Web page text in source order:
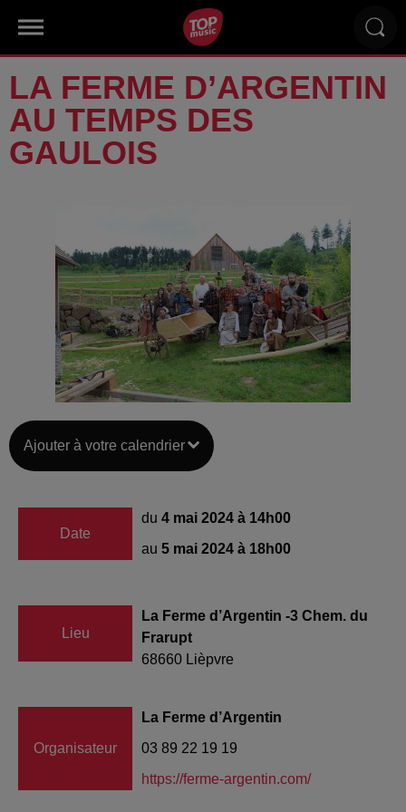
LA FERME D’ARGENTIN
AU TEMPS DES
GAULOIS
Ajouter à votre calendrier
Date
du 4 mai 2024 à 14h00
au 5 mai 2024 à 18h00
Lieu
La Ferme d’Argentin -3 Chem. du
Frarupt
68660 Lièpvre
Organisateur
La Ferme d’Argentin
03 89 22 19 19
https://ferme-argentin.com/